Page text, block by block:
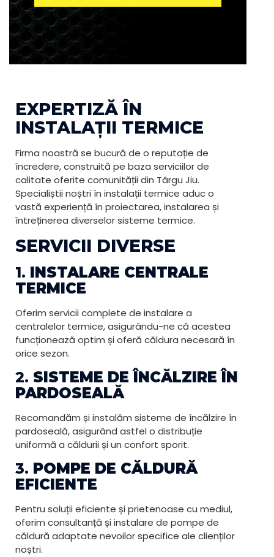
EXPERTIZĂ ÎN
INSTALAȚII TERMICE
Firma noastră se bucură de o reputație de
încredere, construită pe baza serviciilor de
calitate oferite comunității din Târgu Jiu.
Specialiștii noștri în instalații termice aduc o
vastă experiență în proiectarea, instalarea și
întreținerea diverselor sisteme termice.
SERVICII DIVERSE
1. INSTALARE CENTRALE
TERMICE
Oferim servicii complete de instalare a
centralelor termice, asigurându-ne că acestea
funcționează optim și oferă căldura necesară în
orice sezon.
2. SISTEME DE ÎNCĂLZIRE ÎN
PARDOSEALĂ
Recomandăm și instalăm sisteme de încălzire în
pardoseală, asigurând astfel o distribuție
uniformă a căldurii și un confort sporit.
3. POMPE DE CĂLDURĂ
EFICIENTE
Pentru soluții eficiente și prietenoase cu mediul,
oferim consultanță și instalare de pompe de
căldură adaptate nevoilor specifice ale clienților
noștri.